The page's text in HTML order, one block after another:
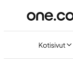
Kotisivut